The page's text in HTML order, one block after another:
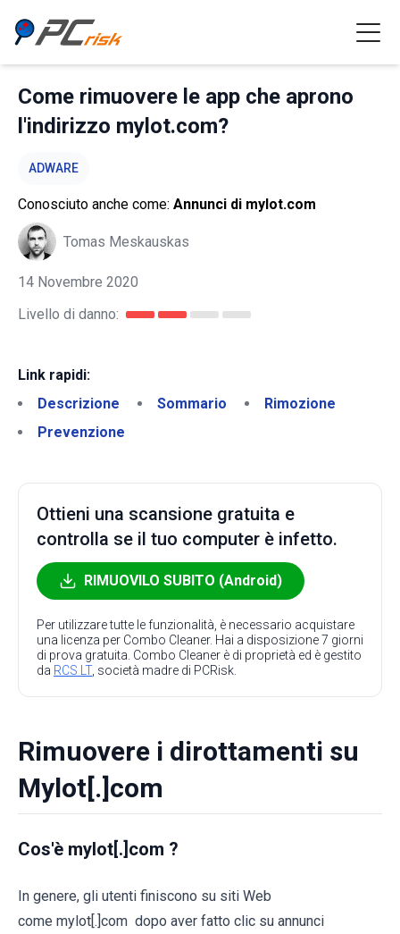
Come rimuovere le app che aprono
l'indirizzo mylot.com?
ADWARE
Conosciuto anche come: Annunci di mylot.com
Tomas Meskauskas
14 Novembre 2020
Livello di danno:
Link rapidi:
Descrizione
Sommario
Rimozione
Prevenzione
Ottieni una scansione gratuita e
controlla se il tuo computer è infetto.
RIMUOVILO SUBITO (Android)
Per utilizzare tutte le funzionalità, è necessario acquistare
una licenza per Combo Cleaner. Hai a disposizione 7 giorni
di prova gratuita. Combo Cleaner è di proprietà ed è gestito
da RCS LT, società madre di PCRisk.
Rimuovere i dirottamenti su
Mylot[.]com
Cos'è mylot[.]com ?
In genere, gli utenti finiscono su siti Web
come mylot[.]com dopo aver fatto clic su annunci